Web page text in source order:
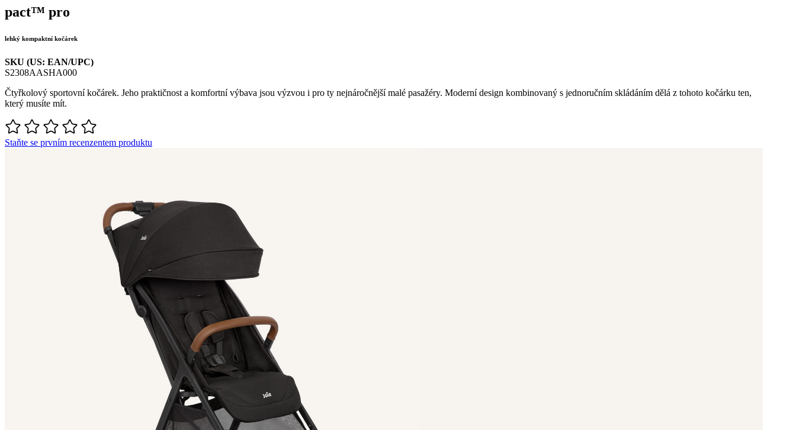
pact™ pro
lehký kompaktní kočárek
SKU (US: EAN/UPC)
S2308AASHA000
Čtyřkolový sportovní kočárek. Jeho praktičnost a komfortní výbava jsou výzvou i pro ty nejnáročnější malé pasažéry. Moderní design kombinovaný s jednoručním skládáním dělá z tohoto kočárku ten,
který musíte mít.
Staňte se prvním recenzentem produktu